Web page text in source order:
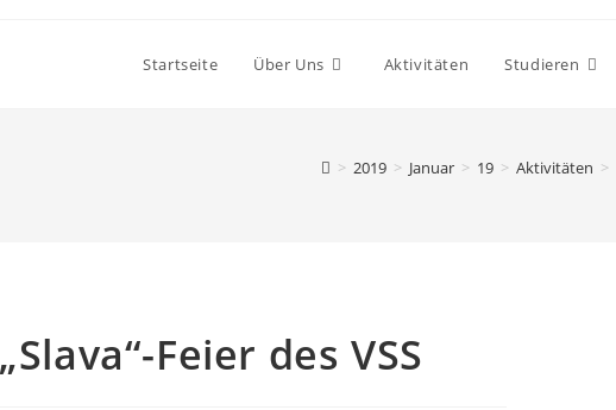
Startseite Über Uns Aktivitäten Studieren
> 2019 > Januar > 19 > Aktivitäten >
Feier des VSS